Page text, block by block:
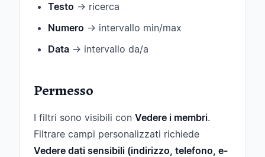
Testo → ricerca
Numero → intervallo min/max
Data → intervallo da/a
Permesso
I filtri sono visibili con Vedere i membri.
Filtrare campi personalizzati richiede
Vedere dati sensibili (indirizzo, telefono, e-